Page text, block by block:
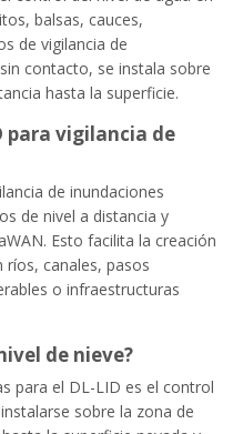
balsas, cauces,
de vigilancia de
contacto, se instala sobre
hasta la superficie.
para vigilancia de
de inundaciones
de nivel a distancia y
Esto facilita la creación
canales, pasos
o infraestructuras
de nieve?
para el DL-LID es el control
sobre la zona de